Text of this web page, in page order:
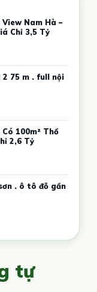
View Nam Hà –
Chỉ 3,5 Tỷ
75 m . full nội
100m² Thổ
2,6 Tỷ
. ô tô đỗ gần
tự